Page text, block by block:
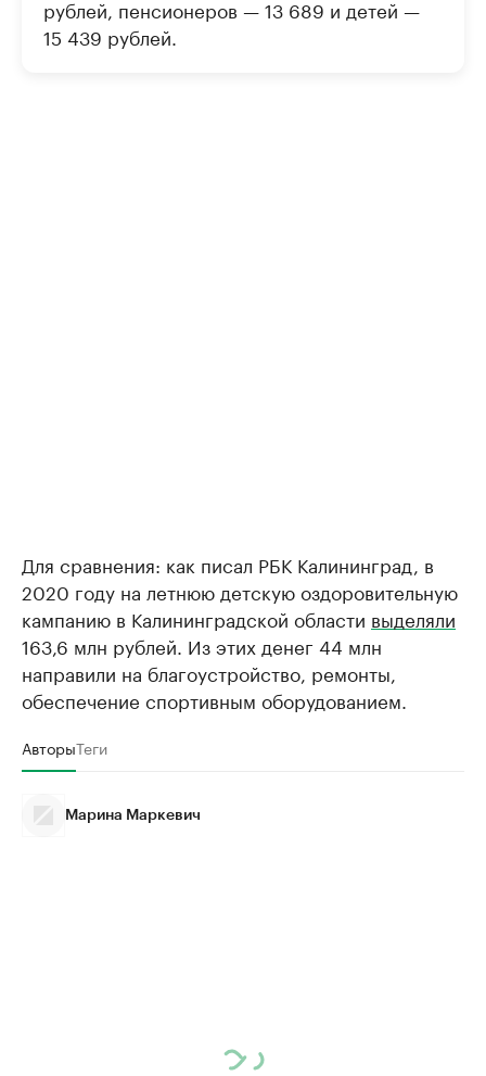
рублей, пенсионеров — 13 689 и детей —
15 439 рублей.
Для сравнения: как писал РБК Калининград, в
2020 году на летнюю детскую оздоровительную
кампанию в Калининградской области выделяли
163,6 млн рублей. Из этих денег 44 млн
направили на благоустройство, ремонты,
обеспечение спортивным оборудованием.
АвторыТеги
Марина Маркевич